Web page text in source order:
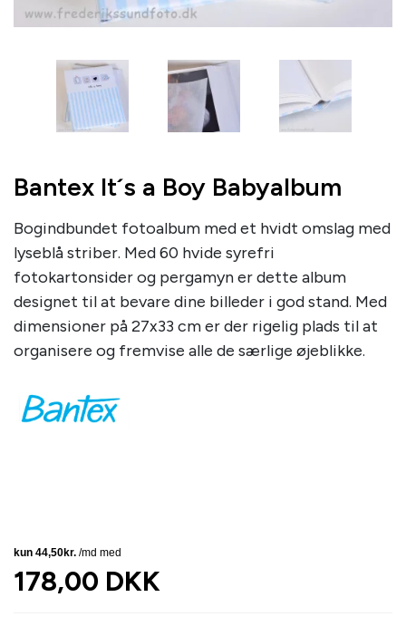
Bantex It´s a Boy Babyalbum
Bogindbundet fotoalbum med et hvidt omslag med
lyseblå striber. Med 60 hvide syrefri
fotokartonsider og pergamyn er dette album
designet til at bevare dine billeder i god stand. Med
dimensioner på 27x33 cm er der rigelig plads til at
organisere og fremvise alle de særlige øjeblikke.
178,00 DKK